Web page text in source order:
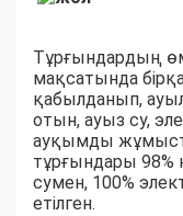
Тұрғындардың
мақсатында
қабылданып,
отын, ауыз су,
ауқымды
тұрғындары 98%
сумен, 100%
етілген.